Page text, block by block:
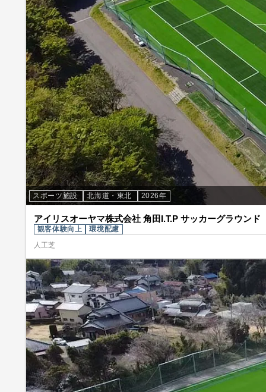
スポーツ施設 北海道・東北 2026年
アイリスオーヤマ株式会社 角田I.T.P サッカーグラウンド
観客体験向上
環境配慮
人工芝